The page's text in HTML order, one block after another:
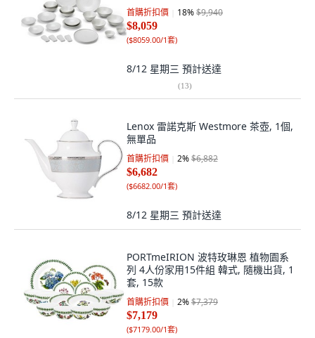
首購折扣價 18%$9,940
$8,059
($8059.00/1套)
8/12 星期三 預計送達
(13)
Lenox 雷諾克斯 Westmore 茶壺, 1個,
無單品
首購折扣價 2%$6,882
$6,682
($6682.00/1套)
8/12 星期三 預計送達
PORTmeIRION 波特玫琳恩 植物園系
列 4人份家用15件組 韓式, 隨機出貨, 1
套, 15款
首購折扣價 2%$7,379
$7,179
($7179.00/1套)